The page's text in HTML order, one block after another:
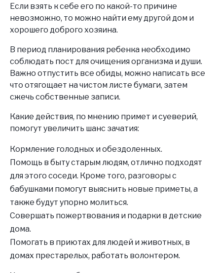
Если взять к себе его по какой-то причине
невозможно, то можно найти ему другой дом и
хорошего доброго хозяина.
В период планирования ребенка необходимо
соблюдать пост для очищения организма и души.
Важно отпустить все обиды, можно написать все
что отягощает на чистом листе бумаги, затем
сжечь собственные записи.
Какие действия, по мнению примет и суеверий,
помогут увеличить шанс зачатия:
Кормление голодных и обездоленных.
Помощь в быту старым людям, отлично подходят
для этого соседи. Кроме того, разговоры с
бабушками помогут выяснить новые приметы, а
также будут упорно молиться.
Совершать пожертвования и подарки в детские
дома.
Помогать в приютах для людей и животных, в
домах престарелых, работать волонтером.